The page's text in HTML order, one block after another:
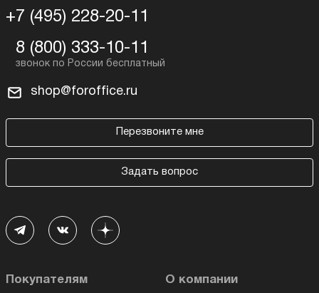
+7 (495) 228-20-11
8 (800) 333-10-11
shop@foroffice.ru
Перезвоните мне
Задать вопрос
Покупателям О компании